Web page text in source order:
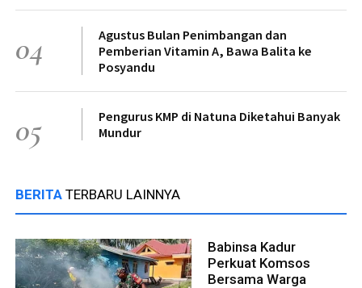
04
Agustus Bulan Penimbangan dan
Pemberian Vitamin A, Bawa Balita ke
Posyandu
05
Pengurus KMP di Natuna Diketahui Banyak
Mundur
BERITA TERBARU LAINNYA
Babinsa Kadur
Perkuat Komsos
Bersama Warga